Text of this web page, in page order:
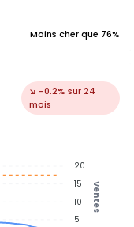
Moins cher que 76%
↘ -0.2% sur 24
mois
20
15
10
5
Ventes